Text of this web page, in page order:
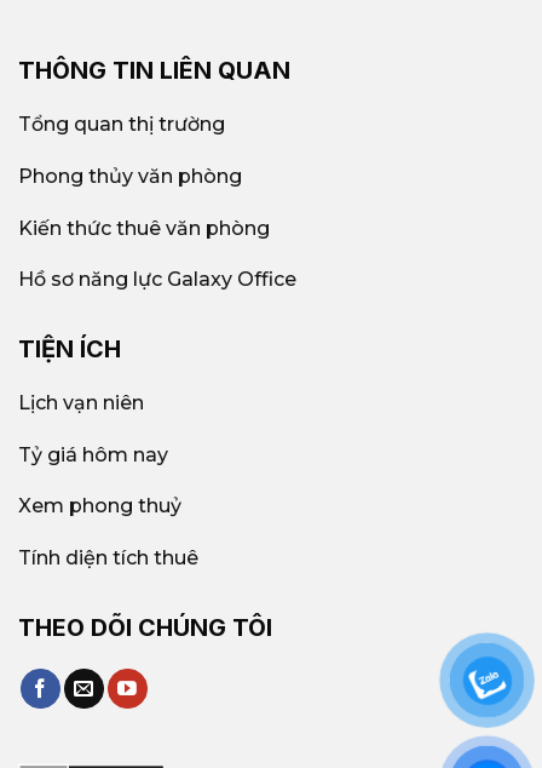
THÔNG TIN LIÊN QUAN
Tổng quan thị trường
Phong thủy văn phòng
Kiến thức thuê văn phòng
Hồ sơ năng lực Galaxy Office
TIỆN ÍCH
Lịch vạn niên
Tỷ giá hôm nay
Xem phong thuỷ
Tính diện tích thuê
THEO DÕI CHÚNG TÔI